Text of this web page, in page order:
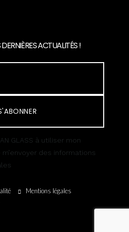
ACTUALITÉS !
GLASS à utiliser mon
des informations
Mentions légales